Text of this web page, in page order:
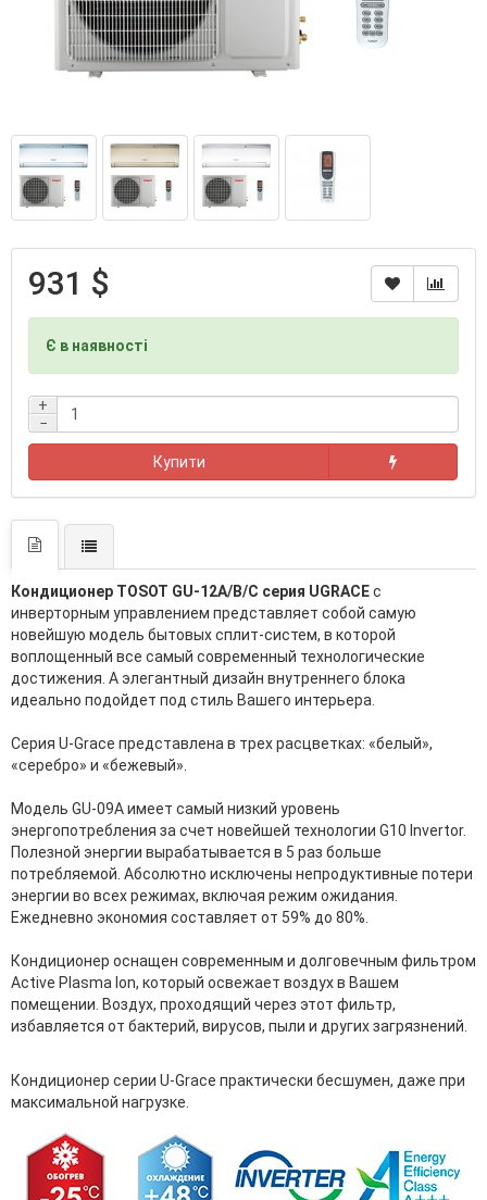
931 $
Є в наявності
+
−
Купити
Кондиционер TOSOT GU-12A/B/C серия UGRACEс
инверторным управлением представляет собой самую
новейшую модель бытовых сплит-систем, в которой
воплощенный все самый современный технологические
достижения. А элегантный дизайн внутреннего блока
идеально подойдет под стиль Вашего интерьера.
Серия U-Grace представлена в трех расцветках: «белый»,
«серебро» и «бежевый».
Модель GU-09A имеет самый низкий уровень
энергопотребления за счет новейшей технологии G10 Invertor.
Полезной энергии вырабатывается в 5 раз больше
потребляемой. Абсолютно исключены непродуктивные потери
энергии во всех режимах, включая режим ожидания.
Ежедневно экономия составляет от 59% до 80%.
Кондиционер оснащен современным и долговечным фильтром
Active Plasma Ion, который освежает воздух в Вашем
помещении. Воздух, проходящий через этот фильтр,
избавляется от бактерий, вирусов, пыли и других загрязнений.
Кондиционер серии U-Grace практически бесшумен, даже при
максимальной нагрузке.